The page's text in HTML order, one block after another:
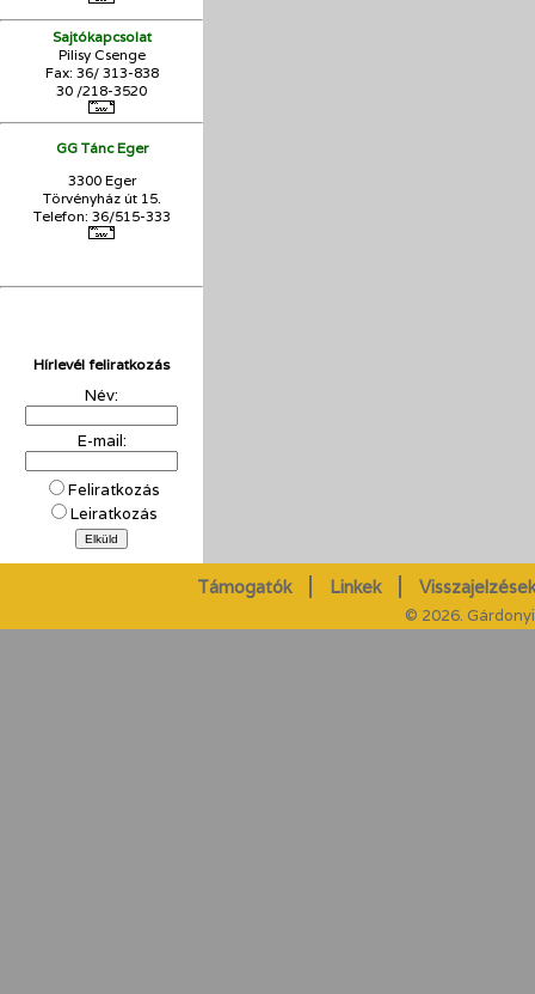
Sajtókapcsolat
Pilisy Csenge
Fax: 36/ 313-838
30 /218-3520
GG Tánc Eger
3300 Eger
Törvényház út 15.
Telefon: 36/515-333
Hírlevél feliratkozás
Név:
E-mail:
Feliratkozás
Leiratkozás
Támogatók Linkek
© 2026.